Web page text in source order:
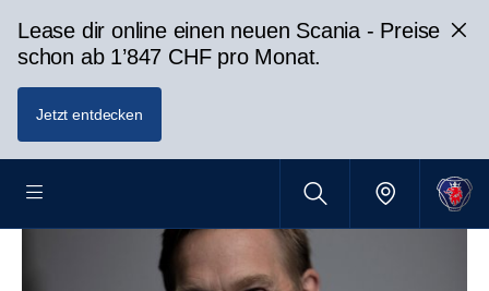
Lease dir online einen neuen Scania - Preise
schon ab 1’847 CHF pro Monat.
Jetzt entdecken